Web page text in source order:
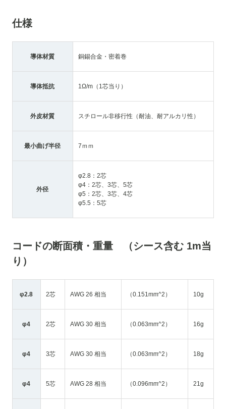
仕様
導体材質 銅錫合金・密着巻
導体抵抗 1Ω/m（1芯当り）
外皮材質 スチロール非移行性（耐油、耐アルカリ性）
最小曲げ半径 7ｍｍ
外径
φ2.8：2芯
φ4：2芯、3芯、5芯
φ5：2芯、3芯、4芯
φ5.5：5芯
コードの断面積・重量 （シース含む 1m当
り）
φ2.8 2芯 AWG 26 相当 （0.151mm^2） 10g
φ4 2芯 AWG 30 相当 （0.063mm^2） 16g
φ4 3芯 AWG 30 相当 （0.063mm^2） 18g
φ4 5芯 AWG 28 相当 （0.096mm^2） 21g